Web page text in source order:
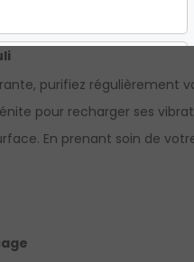
purifiez régulièrement
pour recharger ses
En prenant soin de